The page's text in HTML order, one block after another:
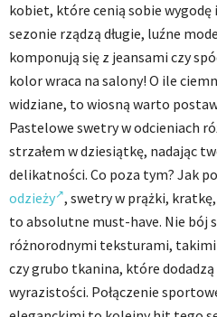
kobiet, które cenią sobie wygodę
sezonie rządzą długie, luźne
komponują się z jeansami czy
kolor wraca na salony! O ile
widziane, to wiosną warto
Pastelowe swetry w odcieniach
strzałem w dziesiątkę, nadając
delikatności. Co poza tym? Jak
odzieży , swetry w prążki,
to absolutne must-have. Nie bój
różnorodnymi teksturami, takimi
czy grubo tkanina, które
wyrazistości. Połączenie